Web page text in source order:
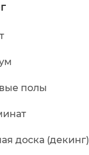
полы
доска (декинг)